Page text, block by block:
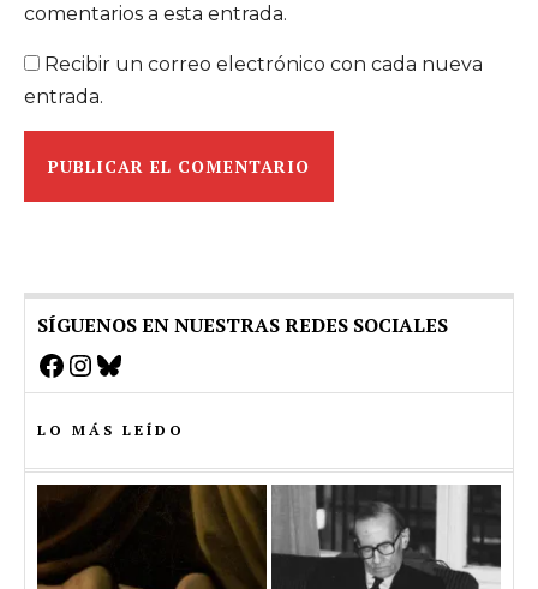
comentarios a esta entrada.
Recibir un correo electrónico con cada nueva
entrada.
SÍGUENOS EN NUESTRAS REDES SOCIALES
Facebook
Instagram
Bluesky
LO MÁS LEÍDO